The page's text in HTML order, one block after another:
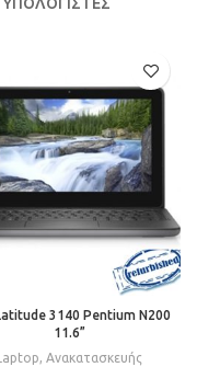
3140 Pentium N200
11.6”
Laptop, Ανακατασκευής